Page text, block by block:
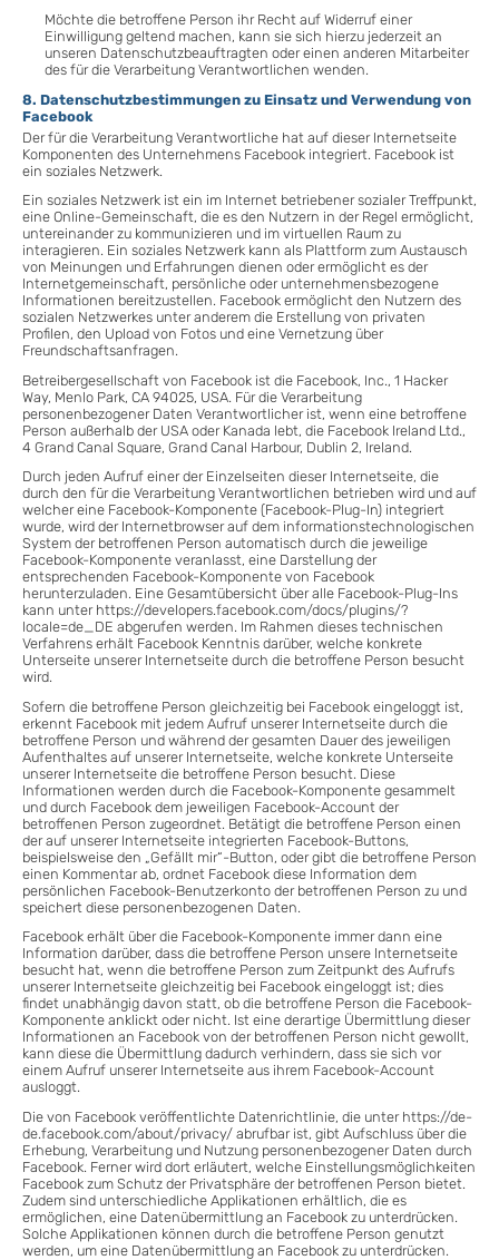
Möchte die betroffene Person ihr Recht auf Widerruf einer
Einwilligung geltend machen, kann sie sich hierzu jederzeit an
unseren Datenschutzbeauftragten oder einen anderen Mitarbeiter
des für die Verarbeitung Verantwortlichen wenden.
8. Datenschutzbestimmungen zu Einsatz und Verwendung von
Facebook
Der für die Verarbeitung Verantwortliche hat auf dieser Internetseite
Komponenten des Unternehmens Facebook integriert. Facebook ist
ein soziales Netzwerk.
Ein soziales Netzwerk ist ein im Internet betriebener sozialer Treffpunkt,
eine Online-Gemeinschaft, die es den Nutzern in der Regel ermöglicht,
untereinander zu kommunizieren und im virtuellen Raum zu
interagieren. Ein soziales Netzwerk kann als Plattform zum Austausch
von Meinungen und Erfahrungen dienen oder ermöglicht es der
Internetgemeinschaft, persönliche oder unternehmensbezogene
Informationen bereitzustellen. Facebook ermöglicht den Nutzern des
sozialen Netzwerkes unter anderem die Erstellung von privaten
Profilen, den Upload von Fotos und eine Vernetzung über
Freundschaftsanfragen.
Betreibergesellschaft von Facebook ist die Facebook, Inc., 1 Hacker
Way, Menlo Park, CA 94025, USA. Für die Verarbeitung
personenbezogener Daten Verantwortlicher ist, wenn eine betroffene
Person außerhalb der USA oder Kanada lebt, die Facebook Ireland Ltd.,
4 Grand Canal Square, Grand Canal Harbour, Dublin 2, Ireland.
Durch jeden Aufruf einer der Einzelseiten dieser Internetseite, die
durch den für die Verarbeitung Verantwortlichen betrieben wird und auf
welcher eine Facebook-Komponente (Facebook-Plug-In) integriert
wurde, wird der Internetbrowser auf dem informationstechnologischen
System der betroffenen Person automatisch durch die jeweilige
Facebook-Komponente veranlasst, eine Darstellung der
entsprechenden Facebook-Komponente von Facebook
herunterzuladen. Eine Gesamtübersicht über alle Facebook-Plug-Ins
kann unter https://developers.facebook.com/docs/plugins/?
locale=de_DE abgerufen werden. Im Rahmen dieses technischen
Verfahrens erhält Facebook Kenntnis darüber, welche konkrete
Unterseite unserer Internetseite durch die betroffene Person besucht
wird.
Sofern die betroffene Person gleichzeitig bei Facebook eingeloggt ist,
erkennt Facebook mit jedem Aufruf unserer Internetseite durch die
betroffene Person und während der gesamten Dauer des jeweiligen
Aufenthaltes auf unserer Internetseite, welche konkrete Unterseite
unserer Internetseite die betroffene Person besucht. Diese
Informationen werden durch die Facebook-Komponente gesammelt
und durch Facebook dem jeweiligen Facebook-Account der
betroffenen Person zugeordnet. Betätigt die betroffene Person einen
der auf unserer Internetseite integrierten Facebook-Buttons,
beispielsweise den „Gefällt mir“-Button, oder gibt die betroffene Person
einen Kommentar ab, ordnet Facebook diese Information dem
persönlichen Facebook-Benutzerkonto der betroffenen Person zu und
speichert diese personenbezogenen Daten.
Facebook erhält über die Facebook-Komponente immer dann eine
Information darüber, dass die betroffene Person unsere Internetseite
besucht hat, wenn die betroffene Person zum Zeitpunkt des Aufrufs
unserer Internetseite gleichzeitig bei Facebook eingeloggt ist; dies
findet unabhängig davon statt, ob die betroffene Person die Facebook-
Komponente anklickt oder nicht. Ist eine derartige Übermittlung dieser
Informationen an Facebook von der betroffenen Person nicht gewollt,
kann diese die Übermittlung dadurch verhindern, dass sie sich vor
einem Aufruf unserer Internetseite aus ihrem Facebook-Account
ausloggt.
Die von Facebook veröffentlichte Datenrichtlinie, die unter https://de-
de.facebook.com/about/privacy/ abrufbar ist, gibt Aufschluss über die
Erhebung, Verarbeitung und Nutzung personenbezogener Daten durch
Facebook. Ferner wird dort erläutert, welche Einstellungsmöglichkeiten
Facebook zum Schutz der Privatsphäre der betroffenen Person bietet.
Zudem sind unterschiedliche Applikationen erhältlich, die es
ermöglichen, eine Datenübermittlung an Facebook zu unterdrücken.
Solche Applikationen können durch die betroffene Person genutzt
werden, um eine Datenübermittlung an Facebook zu unterdrücken.